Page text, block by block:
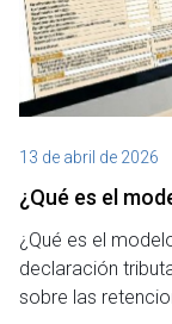
13 de abril de 2026
¿Qué es el
¿Qué es el
declaración
sobre las